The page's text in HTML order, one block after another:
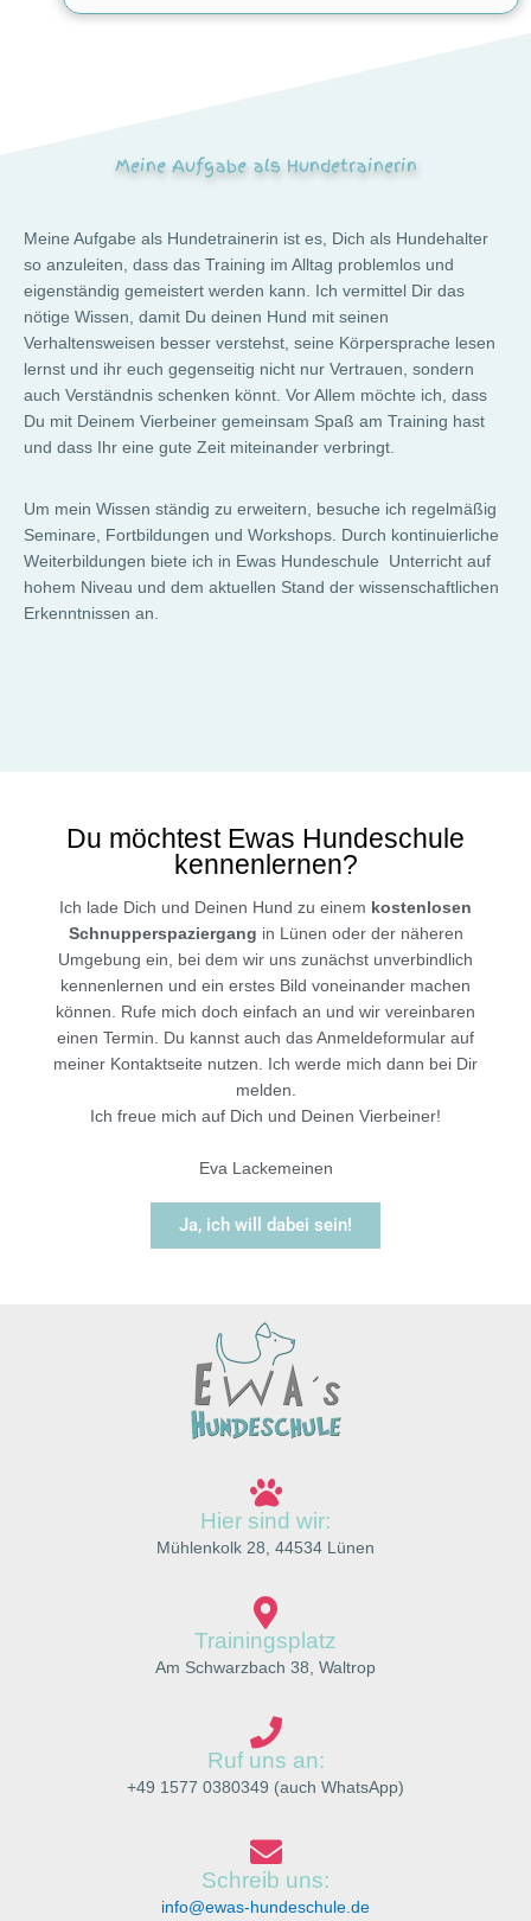
Meine Aufgabe als Hundetrainerin
Meine Aufgabe als Hundetrainerin ist es, Dich als Hundehalter
so anzuleiten, dass das Training im Alltag problemlos und
eigenständig gemeistert werden kann. Ich vermittel Dir das
nötige Wissen, damit Du deinen Hund mit seinen
Verhaltensweisen besser verstehst, seine Körpersprache lesen
lernst und ihr euch gegenseitig nicht nur Vertrauen, sondern
auch Verständnis schenken könnt. Vor Allem möchte ich, dass
Du mit Deinem Vierbeiner gemeinsam Spaß am Training hast
und dass Ihr eine gute Zeit miteinander verbringt.
Um mein Wissen ständig zu erweitern, besuche ich regelmäßig
Seminare, Fortbildungen und Workshops. Durch kontinuierliche
Weiterbildungen biete ich in Ewas Hundeschule Unterricht auf
hohem Niveau und dem aktuellen Stand der wissenschaftlichen
Erkenntnissen an.
Du möchtest Ewas Hundeschule
kennenlernen?
Ich lade Dich und Deinen Hund zu einem kostenlosen
Schnupperspaziergang in Lünen oder der näheren
Umgebung ein, bei dem wir uns zunächst unverbindlich
kennenlernen und ein erstes Bild voneinander machen
können. Rufe mich doch einfach an und wir vereinbaren
einen Termin. Du kannst auch das Anmeldeformular auf
meiner Kontaktseite nutzen. Ich werde mich dann bei Dir
melden.
Ich freue mich auf Dich und Deinen Vierbeiner!
Eva Lackemeinen
Ja, ich will dabei sein!
Hier sind wir:
Mühlenkolk 28, 44534 Lünen
Trainingsplatz
Am Schwarzbach 38, Waltrop
Ruf uns an:
+49 1577 0380349 (auch WhatsApp)
Schreib uns:
info@ewas-hundeschule.de